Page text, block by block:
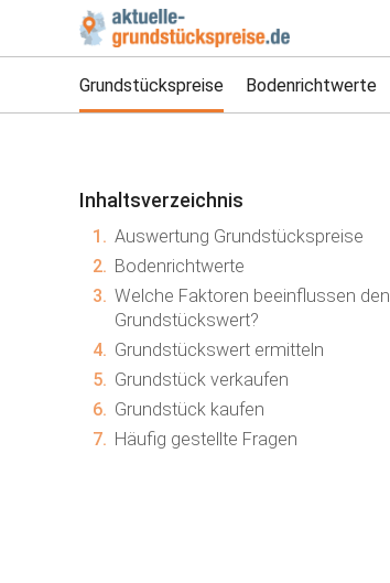
Grundstückspreise Bodenrichtwerte
Inhaltsverzeichnis
1. Auswertung Grundstückspreise
2. Bodenrichtwerte
3. Welche Faktoren beeinflussen den
Grundstückswert?
4. Grundstückswert ermitteln
5. Grundstück verkaufen
6. Grundstück kaufen
7. Häufig gestellte Fragen